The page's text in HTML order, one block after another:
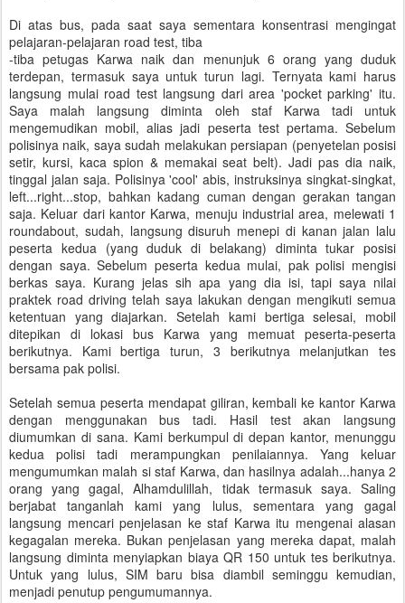
Di atas bus, pada saat saya sementara konsentrasi mengingat
pelajaran-pelajaran road test, tiba
-tiba petugas Karwa naik dan menunjuk 6 orang yang duduk
terdepan, termasuk saya untuk turun lagi. Ternyata kami harus
langsung mulai road test langsung dari area 'pocket parking' itu.
Saya malah langsung diminta oleh staf Karwa tadi untuk
mengemudikan mobil, alias jadi peserta test pertama. Sebelum
polisinya naik, saya sudah melakukan persiapan (penyetelan posisi
setir, kursi, kaca spion & memakai seat belt). Jadi pas dia naik,
tinggal jalan saja. Polisinya 'cool' abis, instruksinya singkat-singkat,
left...right...stop, bahkan kadang cuman dengan gerakan tangan
saja. Keluar dari kantor Karwa, menuju industrial area, melewati 1
roundabout, sudah, langsung disuruh menepi di kanan jalan lalu
peserta kedua (yang duduk di belakang) diminta tukar posisi
dengan saya. Sebelum peserta kedua mulai, pak polisi mengisi
berkas saya. Kurang jelas sih apa yang dia isi, tapi saya nilai
praktek road driving telah saya lakukan dengan mengikuti semua
ketentuan yang diajarkan. Setelah kami bertiga selesai, mobil
ditepikan di lokasi bus Karwa yang memuat peserta-peserta
berikutnya. Kami bertiga turun, 3 berikutnya melanjutkan tes
bersama pak polisi.
Setelah semua peserta mendapat giliran, kembali ke kantor Karwa
dengan menggunakan bus tadi. Hasil test akan langsung
diumumkan di sana. Kami berkumpul di depan kantor, menunggu
kedua polisi tadi merampungkan penilaiannya. Yang keluar
mengumumkan malah si staf Karwa, dan hasilnya adalah...hanya 2
orang yang gagal, Alhamdulillah, tidak termasuk saya. Saling
berjabat tanganlah kami yang lulus, sementara yang gagal
langsung mencari penjelasan ke staf Karwa itu mengenai alasan
kegagalan mereka. Bukan penjelasan yang mereka dapat, malah
langsung diminta menyiapkan biaya QR 150 untuk tes berikutnya.
Untuk yang lulus, SIM baru bisa diambil seminggu kemudian,
menjadi penutup pengumumannya.